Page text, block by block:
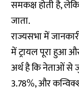
समकक्ष होती है,
जाता.
राज्यसभा में
में ट्रायल पूरा हुआ
अर्थ है कि नेताओं से
3.78%, और